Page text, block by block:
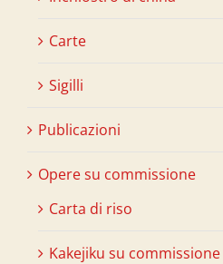
Carte
Sigilli
Publicazioni
Opere su commissione
Carta di riso
Kakejiku su commissione